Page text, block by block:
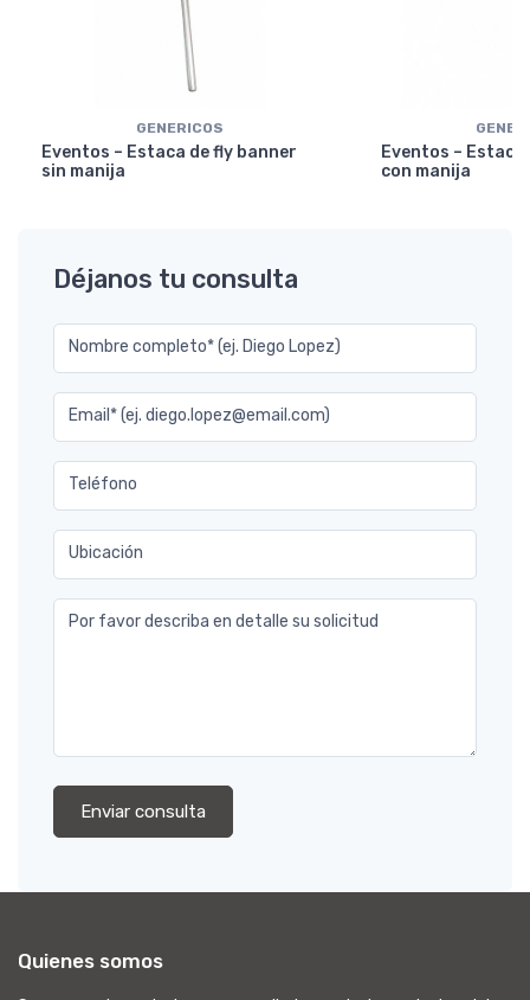
GENERICOS
Eventos – Estaca de fly banner
sin manija
Eventos –
con manija
Déjanos tu consulta
Nombre completo* (ej. Diego Lopez)
Email* (ej. diego.lopez@email.com)
Teléfono
Ubicación
Por favor describa en detalle su solicitud
Enviar consulta
Quienes somos